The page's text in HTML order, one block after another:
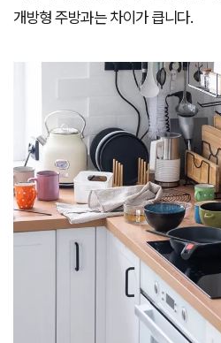
개방형 주방과는 차이가 큽니다.